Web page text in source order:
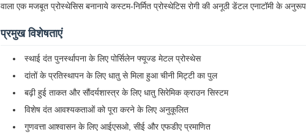
वाला एक मजबूत प्रोस्थेसिस बनानाये कस्टम-निर्मित प्रोस्थेटिस रोगी की अनूठी डेंटल एनाटॉमी के
प्रमुख विशेषताएं
स्थाई दंत पुनर्स्थापना के लिए पोर्सिलेन फ्यूज्ड मेटल प्रोस्थेस
दांतों के प्रतिस्थापन के लिए धातु से मिला हुआ चीनी मिट्टी का पुल
बढ़ी हुई ताकत और सौंदर्यशास्त्र के लिए धातु सिरेमिक क्राउन सिस्टम
विशेष दंत आवश्यकताओं को पूरा करने के लिए अनुकूलित
गुणवत्ता आश्वासन के लिए आईएसओ, सीई और एफडीए प्रमाणित